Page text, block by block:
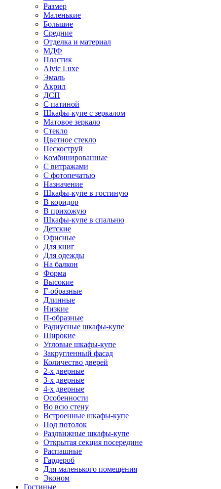
Размер
Маленькие
Большие
Средние
Отделка и материал
МДФ
Пластик
Alvic Luxe
Эмаль
Акрил
ДСП
С патиной
Шкафы-купе с зеркалом
Матовое зеркало
Стекло
Цветное стекло
Пескоструй
Комбинированные
С витражами
С фотопечатью
Назначение
Шкафы-купе в гостиную
В коридор
В прихожую
Шкафы-купе в спальню
Детские
Офисные
Для книг
Для одежды
На балкон
Форма
Высокие
Г-образные
Длинные
Низкие
П-образные
Радиусные шкафы-купе
Широкие
Угловые шкафы-купе
Закругленный фасад
Количество дверей
2-х дверные
3-х дверные
4-х дверные
Особенности
Во всю стену
Встроенные шкафы-купе
Под потолок
Раздвижные шкафы-купе
Открытая секция посередине
Распашные
Гардероб
Для маленького помещения
Эконом
Гостиные